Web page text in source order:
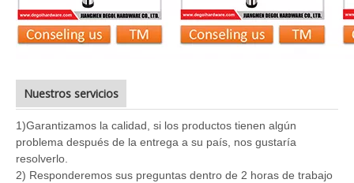
Nuestros servicios
1)Garantizamos la calidad, si los productos tienen algún
problema después de la entrega a su país, nos gustaría
resolverlo.
2) Responderemos sus preguntas dentro de 2 horas de trabajo